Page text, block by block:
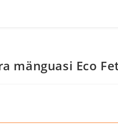
mänguasi Eco